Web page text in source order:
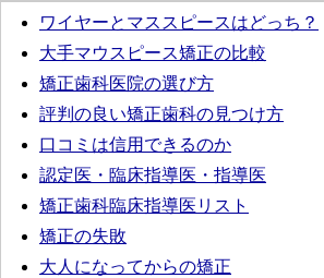
ワイヤーとマススピースはどっち？
大手マウスピース矯正の比較
矯正歯科医院の選び方
評判の良い矯正歯科の見つけ方
口コミは信用できるのか
認定医・臨床指導医・指導医
矯正歯科臨床指導医リスト
矯正の失敗
大人になってからの矯正